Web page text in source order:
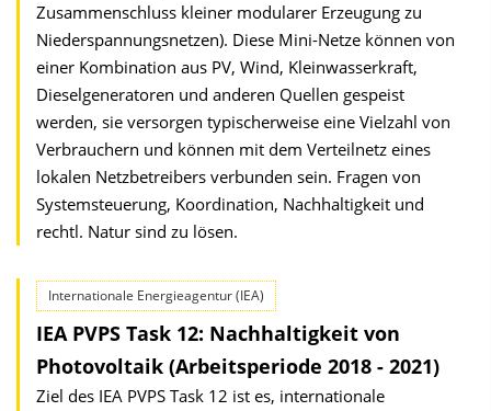
Zusammenschluss kleiner modularer Erzeugung zu
Nieder­spannungsnetzen). Diese Mini-Netze können von
einer Kombination aus PV, Wind, Kleinwasserkraft,
Dieselgeneratoren und anderen Quellen gespeist
werden, sie versorgen typischerweise eine Vielzahl von
Ver­brauchern und können mit dem Verteilnetz eines
lokalen Netzbetreibers verbunden sein. Fragen von
Systemsteuerung, Koordination, Nach­haltigkeit und
rechtl. Natur sind zu lösen.
Internationale Energieagentur (IEA)
IEA PVPS Task 12: Nachhaltigkeit von
Photovoltaik (Arbeitsperiode 2018 - 2021)
Ziel des IEA PVPS Task 12 ist es, internationale